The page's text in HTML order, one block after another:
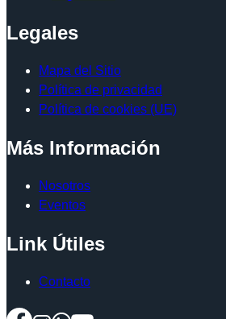
Legales
Mapa del Sitio
Política de privacidad
Política de cookies (UE)
Más Información
Nosotros
Eventos
Link Útiles
Contacto